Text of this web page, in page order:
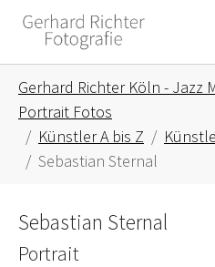
Skip to main content
Skip to page footer
Gerhard Richter Köln - Jazz
Portrait Fotos
Künstler A bis Z
Sebastian Sternal
Sebastian Sternal
Portrait